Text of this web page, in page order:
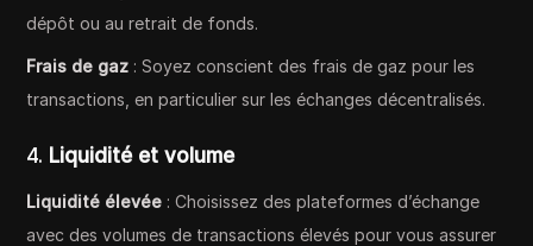
dépôt ou au retrait de fonds.
Frais de gaz : Soyez conscient des frais de gaz pour les
transactions, en particulier sur les échanges décentralisés.
4. Liquidité et volume
Liquidité élevée : Choisissez des plateformes d’échange
avec des volumes de transactions élevés pour vous assurer